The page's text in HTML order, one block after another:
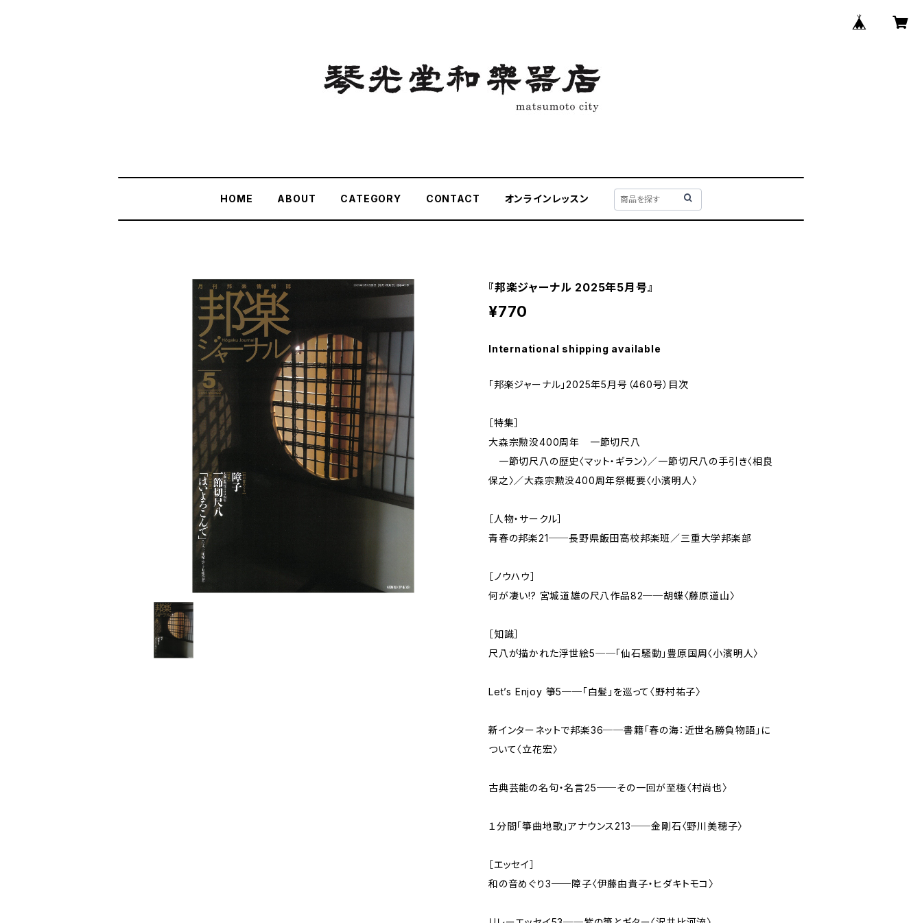
HOME ABOUT CATEGORY CONTACT オンラインレッスン
『邦楽ジャーナル 2025年5月号』
¥770
International shipping available
「邦楽ジャーナル」2025年5月号（460号）目次
［特集］
大森宗勲没400周年 一節切尺八
一節切尺八の歴史〈マット・ギラン〉／一節切尺八の手引き〈相良
保之〉／大森宗勲没400周年祭概要〈小濱明人〉
［人物・サークル］
青春の邦楽21──長野県飯田高校邦楽班／三重大学邦楽部
［ノウハウ］
何が凄い!? 宮城道雄の尺八作品82──胡蝶〈藤原道山〉
［知識］
尺八が描かれた浮世絵5──「仙石騒動」豊原国周〈小濱明人〉
Let’s Enjoy 箏5──「白髪」を巡って〈野村祐子〉
新インターネットで邦楽36──書籍「春の海：近世名勝負物語」に
ついて〈立花宏〉
古典芸能の名句・名言25──その一回が至極〈村尚也〉
１分間「箏曲地歌」アナウンス213──金剛石〈野川美穂子〉
［エッセイ］
和の音めぐり3──障子〈伊藤由貴子・ヒダキトモコ〉